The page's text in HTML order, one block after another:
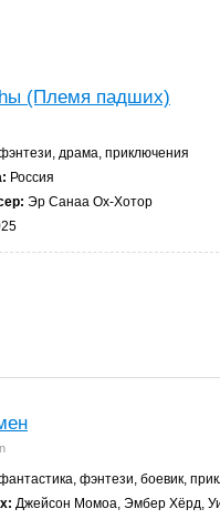
(Племя падших)
драма, приключения
Россия
Эр Санаа Ох-Хотор
фэнтези, боевик,
Джейсон Момоа, Эмбер Хёрд,